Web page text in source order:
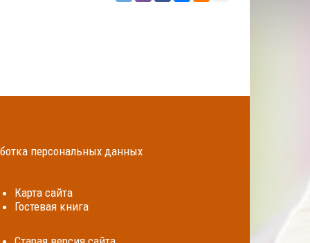
персональных данных
Карта сайта
Гостевая книга